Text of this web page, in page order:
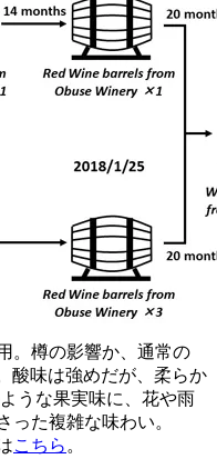
。樽の影響か、通常の
酸味は強めだが、柔らか
うな果実味に、花や雨
った複雑な味わい。
こちら 。